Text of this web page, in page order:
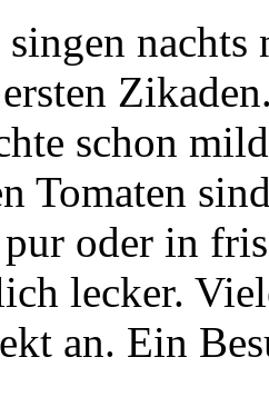
schon
Tomaten
pur oder in
lecker.
an. Ein